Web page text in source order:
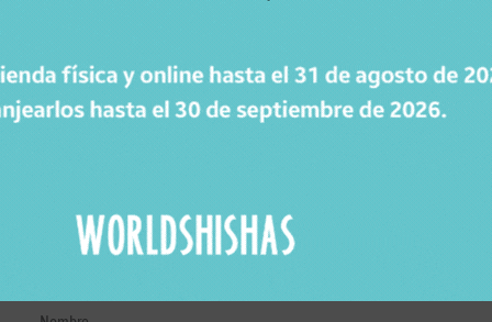
DEVOLUCIÓN
Dispones de 15 días para cambiar de opinión.
SUSCRÍBETE A LA NEWSLETTER DE WORLDSHISHAS
Recibe novedades, consejos y promociones de Worldshishas.